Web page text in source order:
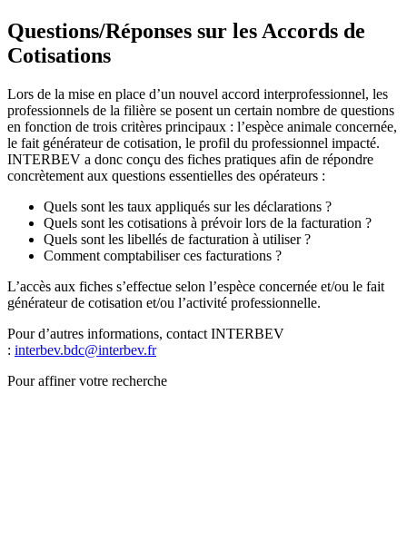
Questions/Réponses sur les Accords de
Cotisations
Lors de la mise en place d’un nouvel accord interprofessionnel, les
professionnels de la filière se posent un certain nombre de questions
en fonction de trois critères principaux : l’espèce animale concernée,
le fait générateur de cotisation, le profil du professionnel impacté.
INTERBEV a donc conçu des fiches pratiques afin de répondre
concrètement aux questions essentielles des opérateurs :
Quels sont les taux appliqués sur les déclarations ?
Quels sont les cotisations à prévoir lors de la facturation ?
Quels sont les libellés de facturation à utiliser ?
Comment comptabiliser ces facturations ?
L’accès aux fiches s’effectue selon l’espèce concernée et/ou le fait
générateur de cotisation et/ou l’activité professionnelle.
Pour d’autres informations, contact INTERBEV
: interbev.bdc@interbev.fr
Pour affiner votre recherche